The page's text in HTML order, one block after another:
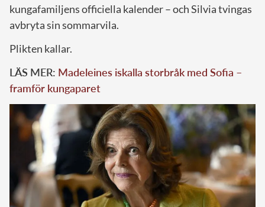
kungafamiljens officiella kalender – och Silvia tvingas
avbryta sin sommarvila.
Plikten kallar.
LÄS MER: Madeleines iskalla storbråk med Sofia –
framför kungaparet